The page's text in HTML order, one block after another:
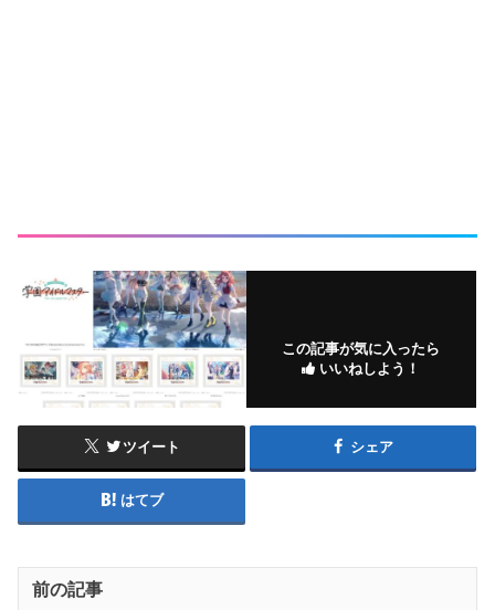
この記事が気に入ったら
いいねしよう！
ツイート シェア
はてブ
前の記事